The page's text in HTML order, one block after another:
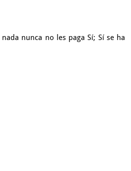
nunca no les paga Sí; Sí se ha